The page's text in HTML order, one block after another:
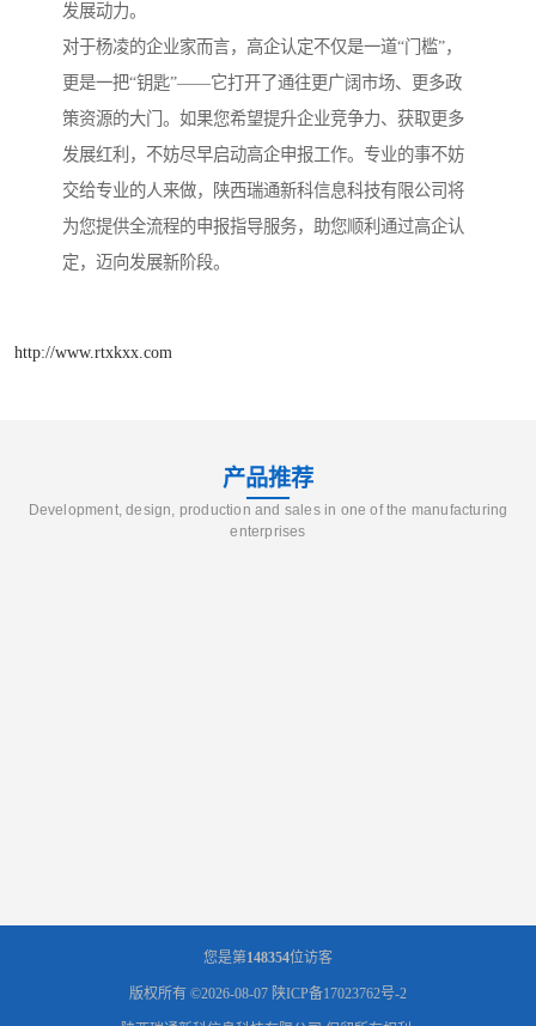
发展动力。
对于杨凌的企业家而言，高企认定不仅是一道“门槛”，
更是一把“钥匙”——它打开了通往更广阔市场、更多政
策资源的大门。如果您希望提升企业竞争力、获取更多
发展红利，不妨尽早启动高企申报工作。专业的事不妨
交给专业的人来做，陕西瑞通新科信息科技有限公司将
为您提供全流程的申报指导服务，助您顺利通过高企认
定，迈向发展新阶段。
http://www.rtxkxx.com
产品推荐
Development, design, production and sales in one of the manufacturing
enterprises
您是第148354位访客
版权所有 ©2026-08-07 陕ICP备17023762号-2